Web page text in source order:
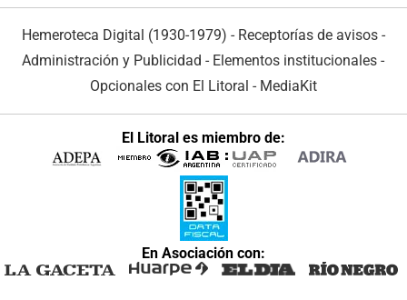
Hemeroteca Digital (1930-1979) - Receptorías de avisos -
Administración y Publicidad - Elementos institucionales -
Opcionales con El Litoral - MediaKit
El Litoral es miembro de:
En Asociación con: